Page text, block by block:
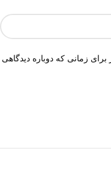
زمانی که دوباره دیدگاهی